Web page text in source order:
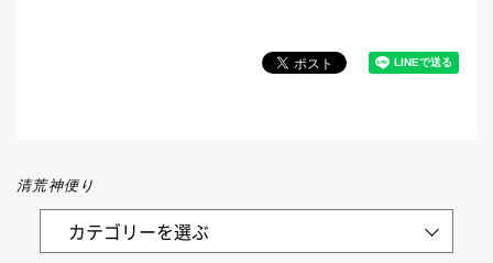
清荒神便り